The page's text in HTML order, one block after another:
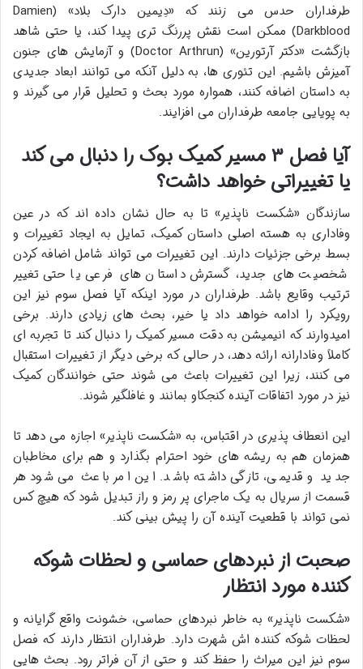
طرفداران حدس می زنند که «دِیمین دارک بلاد» (Damien
Darkblood) ممکن است نقش پررنگ تری پیدا کند، یا حتی شاهد
بازگشت «دکتر آرتورین» (Doctor Arthrun) و آزمایش های جنون
آمیزش باشیم. این تئوری ها، به دلیل آنکه می توانند ابعاد جدیدی
به داستان اضافه کنند، همواره مورد بحث و تحلیل قرار می گیرند و
به پویایی جامعه طرفداران می افزایند.
آیا فصل ۳ مسیر کمیک بوک را دنبال می کند
یا تغییراتی خواهد داشت؟
سازندگان «شکست ناپذیر» تا به حال نشان داده اند که در عین
وفاداری به هسته اصلی داستان کمیک، تمایل به ایجاد تغییرات و
بسط برخی جزئیات دارند. این تغییرات می تواند شامل اضافه کردن
شخصیت های جدید، گسترش داستان های فرعی یا حتی تغییر
ترتیب وقایع باشد. طرفداران در مورد اینکه آیا فصل سوم نیز این
رویکرد را ادامه خواهد داد یا خیر، بحث های زیادی دارند. برخی
امیدوارند که انیمیشن به دقت مسیر کمیک را دنبال کند تا تجربه ای
کاملاً وفادارانه ارائه دهد، در حالی که برخی دیگر از تغییرات استقبال
می کنند، زیرا این تغییرات باعث می شوند حتی خوانندگان کمیک
نیز در مورد اتفاقات آینده کنجکاو بمانند و غافلگیر شوند.
این انعطاف پذیری در اقتباس، به «شکست ناپذیر» اجازه می دهد تا
همزمان هم به ریشه های خود احترام بگذارد و هم برای مخاطبان
جدید و قدیمی، تازگی داشته باشد. این امر باعث می شود هر
قسمت از سریال به یک ماجرای پر رمز و راز تبدیل شود که هیچ کس
نمی تواند با قطعیت آینده آن را پیش بینی کند.
صحبت از نبردهای حماسی و لحظات شوکه
کننده مورد انتظار
«شکست ناپذیر» به خاطر نبردهای حماسی، خشونت واقع گرایانه و
لحظات شوکه کننده اش شهرت دارد. طرفداران انتظار دارند که فصل
سوم نیز این میراث را حفظ کند و حتی از آن فراتر رود. بحث هایی